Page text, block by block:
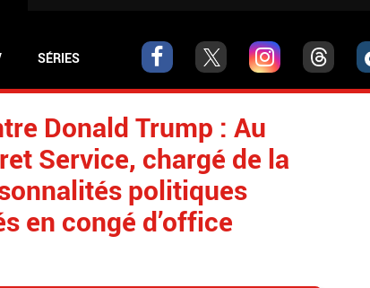
SÉRIES
Donald Trump : Au
Service, chargé de la
politiques
en congé d’office